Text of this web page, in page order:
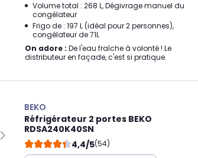
Volume total : 268 L, Dégivrage manuel du
congélateur
Frigo de : 197 L (idéal pour 2 personnes),
congélateur de 71L
On adore : De l'eau fraîche à volonté ! Le
distributeur en façade, c'est si pratique.
BEKO
Réfrigérateur 2 portes BEKO
RDSA240K40SN
4,4/5(54)